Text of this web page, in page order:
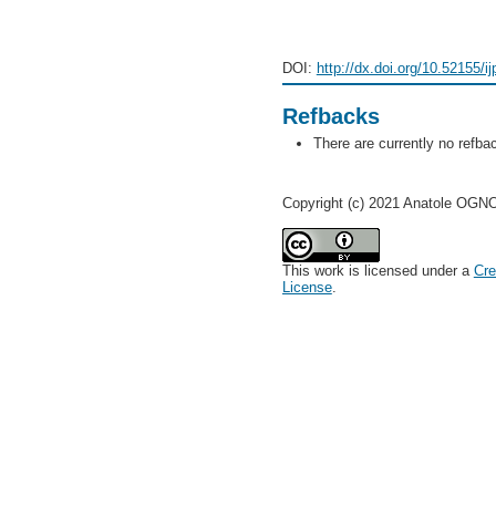
DOI: http://dx.doi.org/10.52155/
Refbacks
There are currently no
Copyright (c) 2021 Anatole
This work is licensed under a
License.